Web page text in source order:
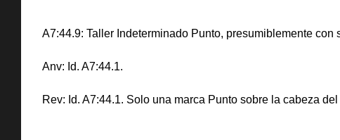
A7:44.9: Taller Indeterminado Punto, presumiblemente
Anv: Id. A7:44.1.
Rev: Id. A7:44.1. Solo una marca Punto sobre la cabeza